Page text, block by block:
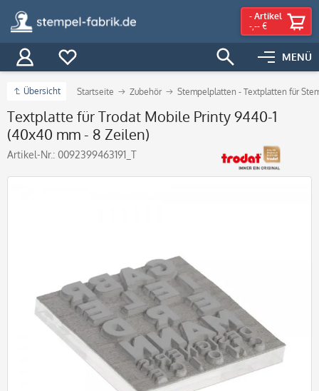
MENÜ
- Artikel
-,-- €
Übersicht Startseite Zubehör Stempelplatten - Textplatten für
Textplatte für Trodat Mobile Printy 9440-1
(40x40 mm - 8 Zeilen)
Artikel-Nr.: 0092399463191_T